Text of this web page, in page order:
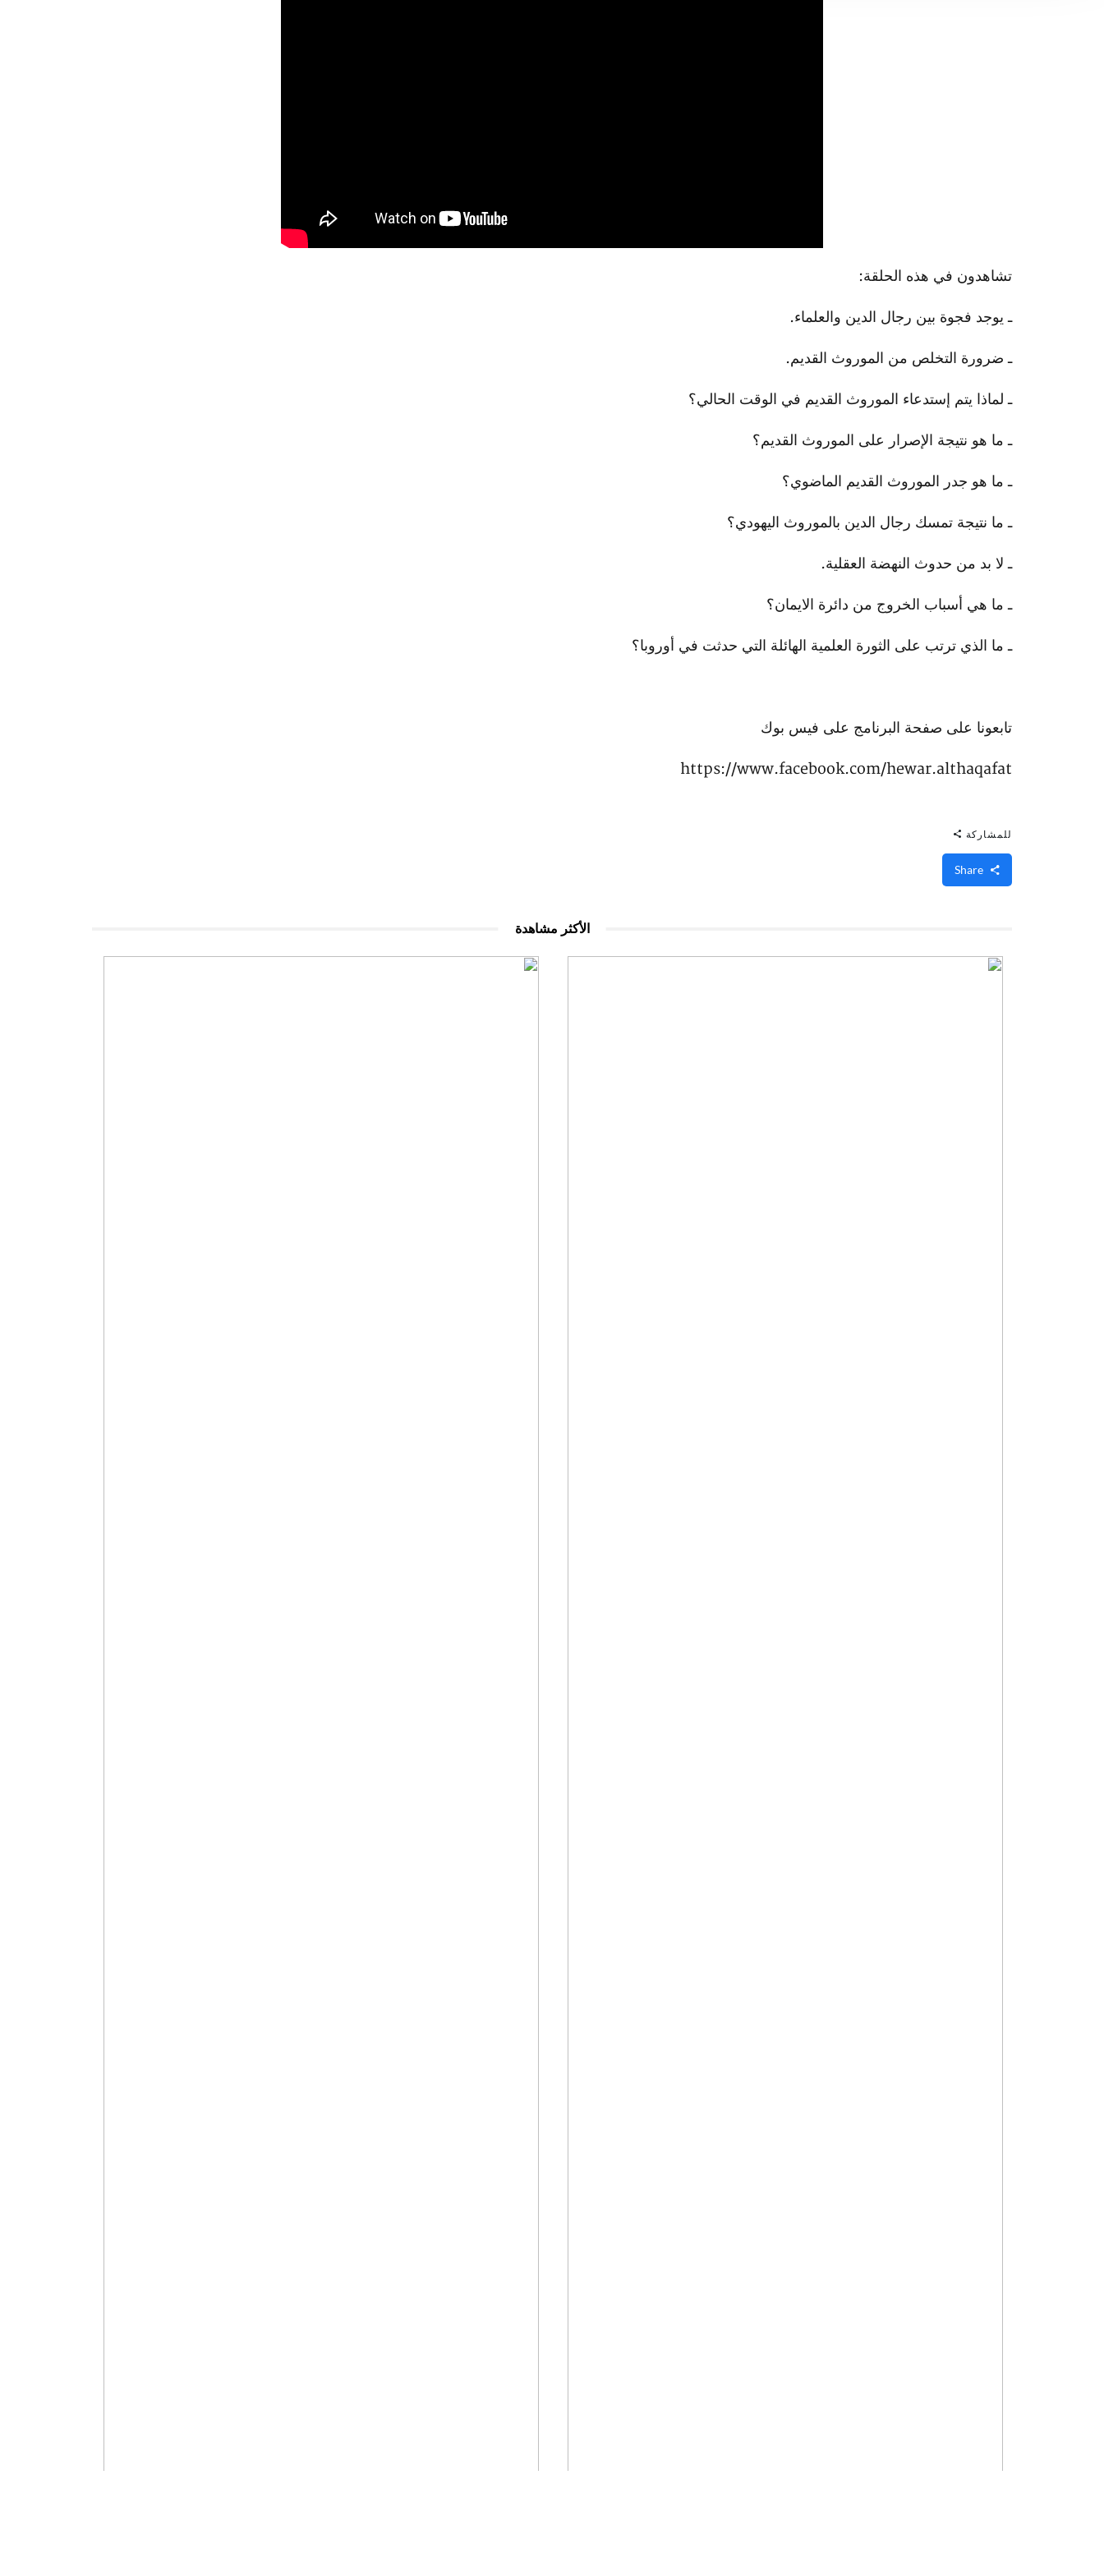
تشاهدون في هذه الحلقة:
ـ يوجد فجوة بين رجال الدين والعلماء.
ـ ضرورة التخلص من الموروث القديم.
ـ لماذا يتم إستدعاء الموروث القديم في الوقت الحالي؟
ـ ما هو نتيجة الإصرار على الموروث القديم؟
ـ ما هو جدر الموروث القديم الماضوي؟
ـ ما نتيجة تمسك رجال الدين بالموروث اليهودي؟
ـ لا بد من حدوث النهضة العقلية.
ـ ما هي أسباب الخروج من دائرة الايمان؟
ـ ما الذي ترتب على الثورة العلمية الهائلة التي حدثت في أوروبا؟
تابعونا على صفحة البرنامج على فيس بوك
https://www.facebook.com/hewar.althaqafat
للمشاركة
الأكثر مشاهدة